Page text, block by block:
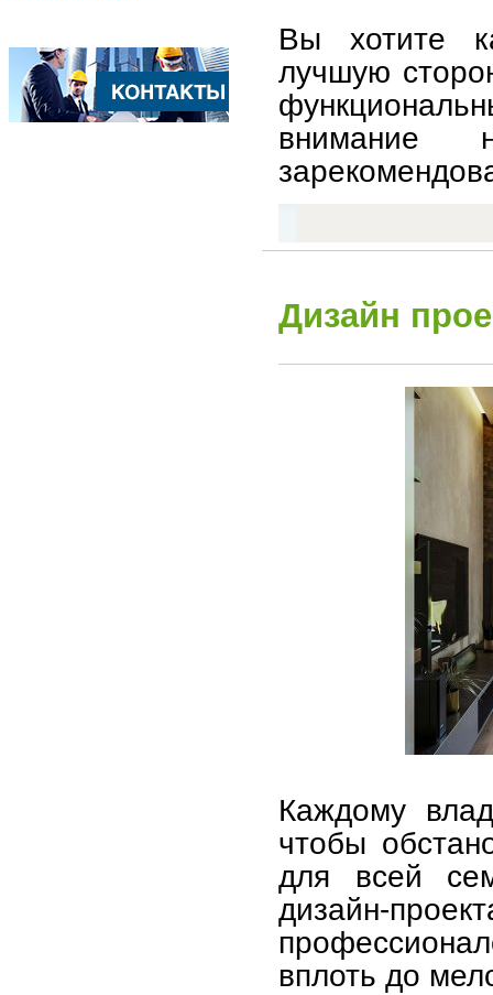
Вы хотите
лучшую
внимание
Дизайн
Каждому
чтобы
для всей
дизайн-
вплоть до